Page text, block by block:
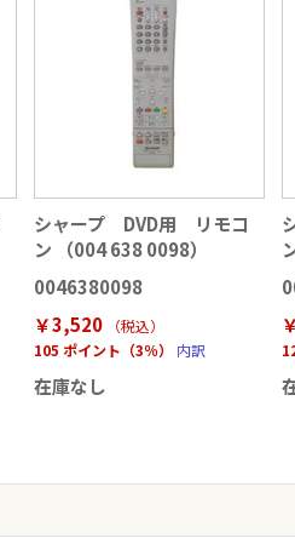
シャープ DVD用 リモコ
ン （004 638 0098）
0046380098
￥3,520
（税込）
105 ポイント（3％）
内訳
在庫なし